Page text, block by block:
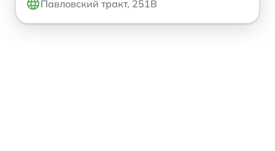
Павловский тракт, 251В